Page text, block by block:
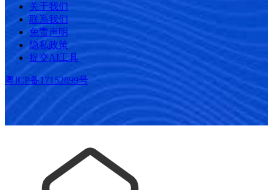
关于我们
联系我们
免责声明
隐私政策
提交AI工具
粤ICP备17152899号